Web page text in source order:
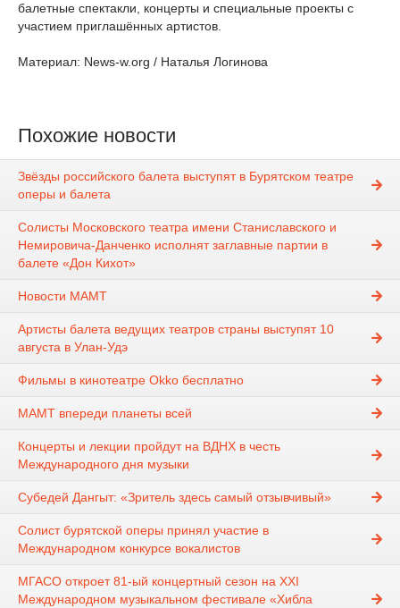
балетные спектакли, концерты и специальные проекты с
участием приглашённых артистов.
Материал: News-w.org / Наталья Логинова
Похожие новости
Звёзды российского балета выступят в Бурятском театре
оперы и балета
Солисты Московского театра имени Станиславского и
Немировича-Данченко исполнят заглавные партии в
балете «Дон Кихот»
Новости МАМТ
Артисты балета ведущих театров страны выступят 10
августа в Улан-Удэ
Фильмы в кинотеатре Okko бесплатно
МАМТ впереди планеты всей
Концерты и лекции пройдут на ВДНХ в честь
Международного дня музыки
Субедей Дангыт: «Зритель здесь самый отзывчивый»
Солист бурятской оперы принял участие в
Международном конкурсе вокалистов
МГАСО откроет 81-ый концертный сезон на XXI
Международном музыкальном фестивале «Хибла